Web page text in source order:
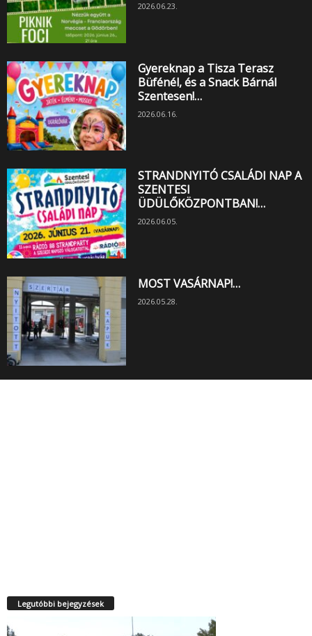
2026.06.23.
Gyereknap a Tisza Terasz
Büfénél, és a Snack Bárnál
Szentesen!…
2026.06.16.
STRANDNYITÓ CSALÁDI NAP A
SZENTESI
ÜDÜLŐKÖZPONTBAN!…
2026.06.05.
MOST VASÁRNAP!…
2026.05.28.
Legutóbbi bejegyzések